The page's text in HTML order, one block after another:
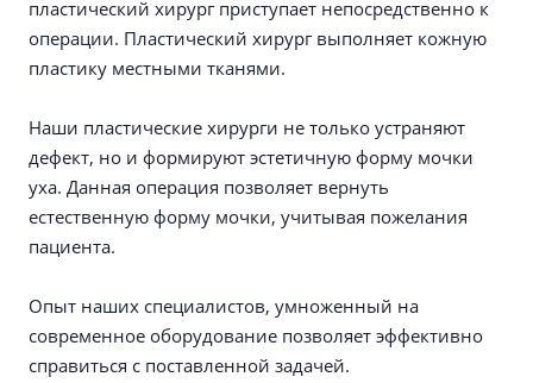
пластический хирург приступает непосредственно к
операции. Пластический хирург выполняет кожную
пластику местными тканями.
Наши пластические хирурги не только устраняют
дефект, но и формируют эстетичную форму мочки
уха. Данная операция позволяет вернуть
естественную форму мочки, учитывая пожелания
пациента.
Опыт наших специалистов, умноженный на
современное оборудование позволяет эффективно
справиться с поставленной задачей.